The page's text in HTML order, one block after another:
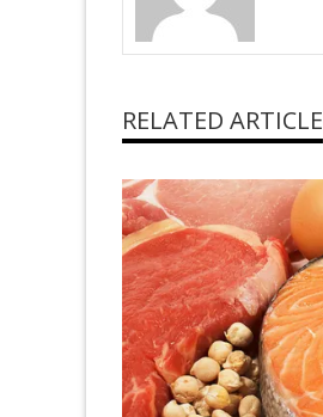
RELATED ARTICLE